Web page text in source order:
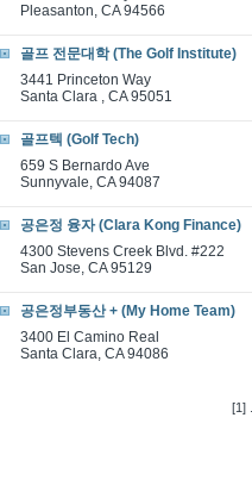
Pleasanton, CA 94566
골프 전문대학 (The Golf Institute)
3441 Princeton Way
Santa Clara , CA 95051
골프텍 (Golf Tech)
659 S Bernardo Ave
Sunnyvale, CA 94087
공은정 융자 (Clara Kong Finance)
4300 Stevens Creek Blvd. #222
San Jose, CA 95129
공은정부동산 + (My Home Team)
3400 El Camino Real
Santa Clara, CA 94086
[1]